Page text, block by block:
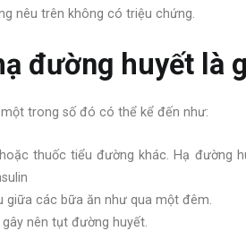
nêu trên không có triệu chứng.
đường huyết là
trong số đó có thể kể đến như:
thuốc tiểu đường khác. Hạ đường
giữa các bữa ăn như qua một đêm.
nên tụt đường huyết.